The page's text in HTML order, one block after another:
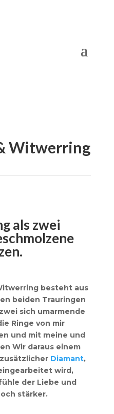
Witwerring
als zwei
besteht aus
beiden Trauringen
sich umarmende
Ringe von mir
und mit meine und
Wir daraus einem
Diamant,
wird,
der Liebe und
stärker.